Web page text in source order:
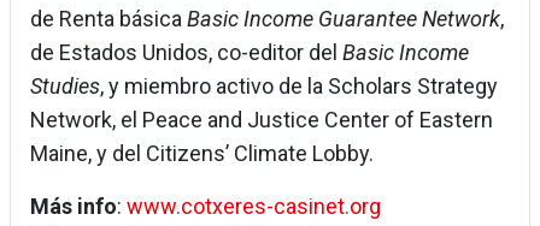
de Renta básica Basic Income Guarantee Network,
de Estados Unidos, co-editor del Basic Income
Studies, y miembro activo de la Scholars Strategy
Network, el Peace and Justice Center of Eastern
Maine, y del Citizens’ Climate Lobby.
Más info: www.cotxeres-casinet.org